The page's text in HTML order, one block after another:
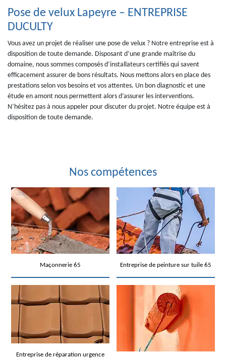
Pose de velux Lapeyre – ENTREPRISE
DUCULTY
Vous avez un projet de réaliser une pose de velux ? Notre entreprise est à
disposition de toute demande. Disposant d’une grande maîtrise du
domaine, nous sommes composés d’installateurs certifiés qui savent
efficacement assurer de bons résultats. Nous mettons alors en place des
prestations selon vos besoins et vos attentes. Un bon diagnostic et une
étude en amont nous permettent alors d’assurer les interventions.
N’hésitez pas à nous appeler pour discuter du projet. Notre équipe est à
disposition de toute demande.
Nos compétences
Maçonnerie 65 Entreprise de peinture sur tuile 65
Entreprise de réparation urgence